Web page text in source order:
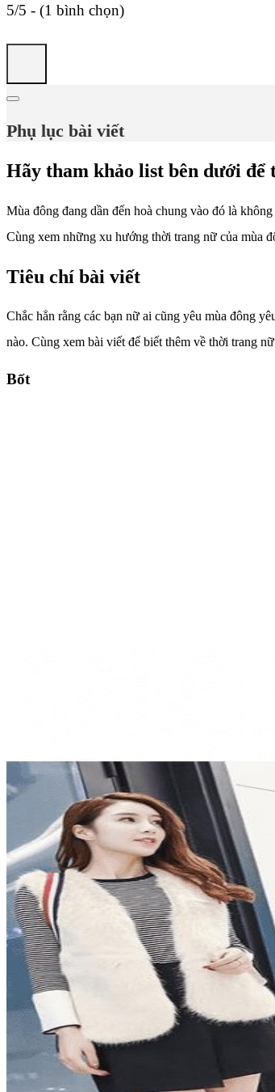
5/5 - (1 bình chọn)
Phụ lục bài viết
Hãy tham khảo list bên dưới để
Mùa đông đang dần đến hoà chung vào đó là
Cùng xem những xu hướng thời trang nữ của mùa
Tiêu chí bài viết
Chắc hẳn rằng các bạn nữ ai cũng yêu mùa đông
nào. Cùng xem bài viết để biết thêm về thời trang
Bốt